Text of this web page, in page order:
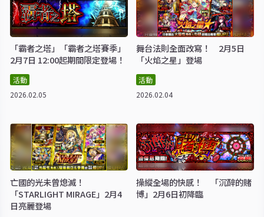
「霸者之塔」「霸者之塔賽季」
2月7日 12:00起期間限定登場！
活動
2026.02.05
舞台法則全面改寫！ 2月5日
「火焰之星」登場
活動
2026.02.04
亡國的光未曾熄滅！
「STARLIGHT MIRAGE」2月4
日亮麗登場
操縱全場的快感！ 「沉醉的賭
博」2月6日初降臨